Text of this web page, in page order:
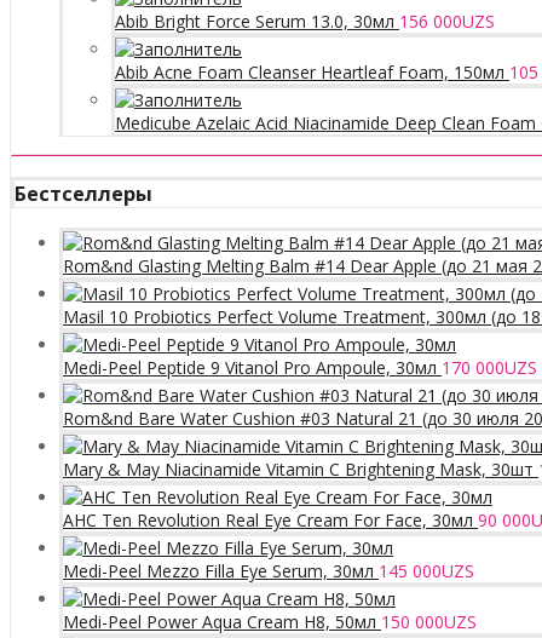
Abib Bright Force Serum 13.0, 30мл 156 000UZS
Abib Acne Foam Cleanser Heartleaf Foam, 150мл
Medicube Azelaic Acid Niacinamide Deep Clean Foam
Бестселлеры
Rom&nd Glasting Melting Balm #14 Dear Apple (до 21 мая
Masil 10 Probiotics Perfect Volume Treatment, 300мл (до
Medi-Peel Peptide 9 Vitanol Pro Ampoule, 30мл 170 000UZS
Rom&nd Bare Water Cushion #03 Natural 21 (до 30 июля
Mary & May Niacinamide Vitamin C Brightening Mask, 30шт
AHC Ten Revolution Real Eye Cream For Face, 30мл 90 000
Medi-Peel Mezzo Filla Eye Serum, 30мл 145 000UZS
Medi-Peel Power Aqua Cream H8, 50мл 150 000UZS